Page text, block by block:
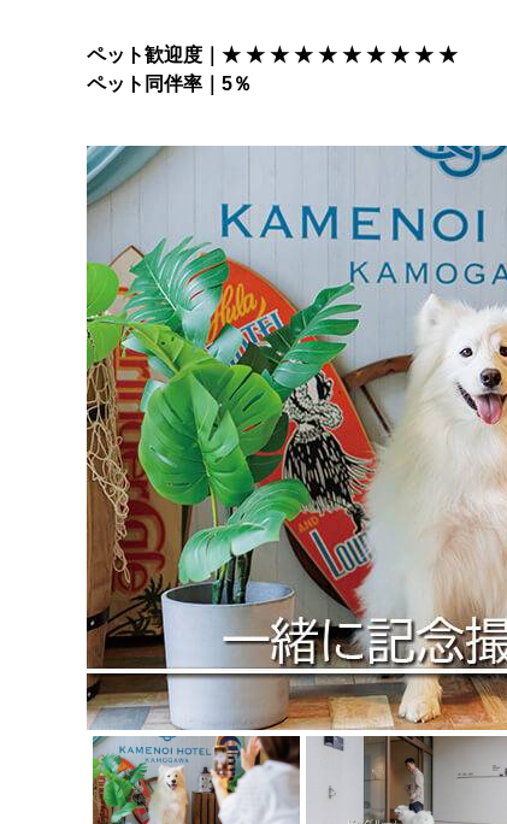
ペット歓迎度｜★ ★ ★ ★ ★ ★ ★ ★ ★ ★
ペット同伴率｜5％